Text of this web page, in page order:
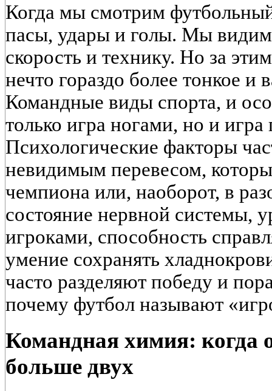
Когда мы смотрим
пасы, удары и голы. Мы
скорость и технику. Но за
нечто гораздо более тонкое
Командные виды спорта, и
только игра ногами, но и игра
Психологические факторы
невидимым перевесом,
чемпиона или, наоборот, в
состояние нервной системы,
игроками, способность
умение сохранять
часто разделяют победу и
почему футбол называют
Командная химия: когда
больше двух